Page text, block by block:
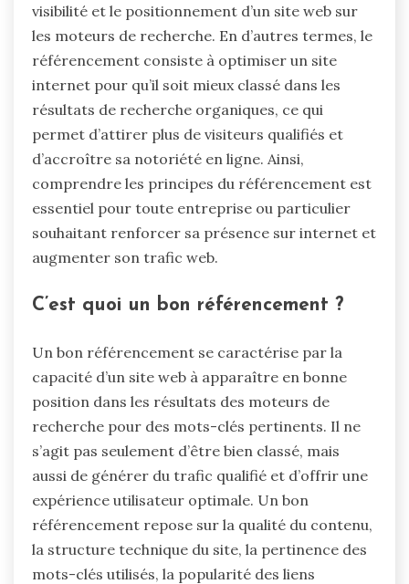
visibilité et le positionnement d’un site web sur
les moteurs de recherche. En d’autres termes, le
référencement consiste à optimiser un site
internet pour qu’il soit mieux classé dans les
résultats de recherche organiques, ce qui
permet d’attirer plus de visiteurs qualifiés et
d’accroître sa notoriété en ligne. Ainsi,
comprendre les principes du référencement est
essentiel pour toute entreprise ou particulier
souhaitant renforcer sa présence sur internet et
augmenter son trafic web.
C’est quoi un bon référencement ?
Un bon référencement se caractérise par la
capacité d’un site web à apparaître en bonne
position dans les résultats des moteurs de
recherche pour des mots-clés pertinents. Il ne
s’agit pas seulement d’être bien classé, mais
aussi de générer du trafic qualifié et d’offrir une
expérience utilisateur optimale. Un bon
référencement repose sur la qualité du contenu,
la structure technique du site, la pertinence des
mots-clés utilisés, la popularité des liens